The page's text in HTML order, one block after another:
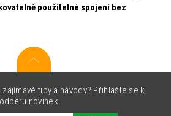
použitelné spojení bez
tipy a návody? Přihlašte se k
odběru novinek.